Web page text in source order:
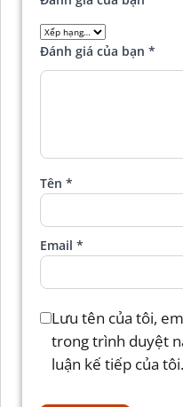
Đánh giá của bạn *
Tên *
Email *
Lưu tên của tôi,
trong trình duyệt
luận kế tiếp của tôi.